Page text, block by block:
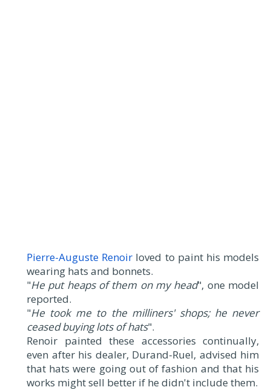
Pierre-Auguste Renoir loved to paint his models
wearing hats and bonnets.
"He put heaps of them on my head", one model
reported.
"He took me to the milliners' shops; he never
ceased buying lots of hats".
Renoir painted these accessories continually,
even after his dealer, Durand-Ruel, advised him
that hats were going out of fashion and that his
works might sell better if he didn't include them.